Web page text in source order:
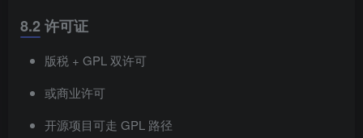
8.2 许可证
版税 + GPL 双许可
或商业许可
开源项目可走 GPL 路径